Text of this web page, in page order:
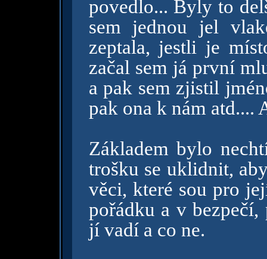
povedlo... Byly to
sem jednou jel
zeptala, jestli je
začal sem já první
a pak sem zjistil
pak ona k nám atd....
Základem bylo
trošku se uklidnit,
věci, které sou pro
pořádku a v
jí vadí a co ne.